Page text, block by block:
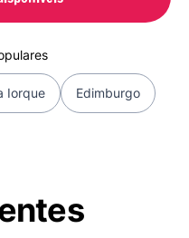
Iorque Edimburgo